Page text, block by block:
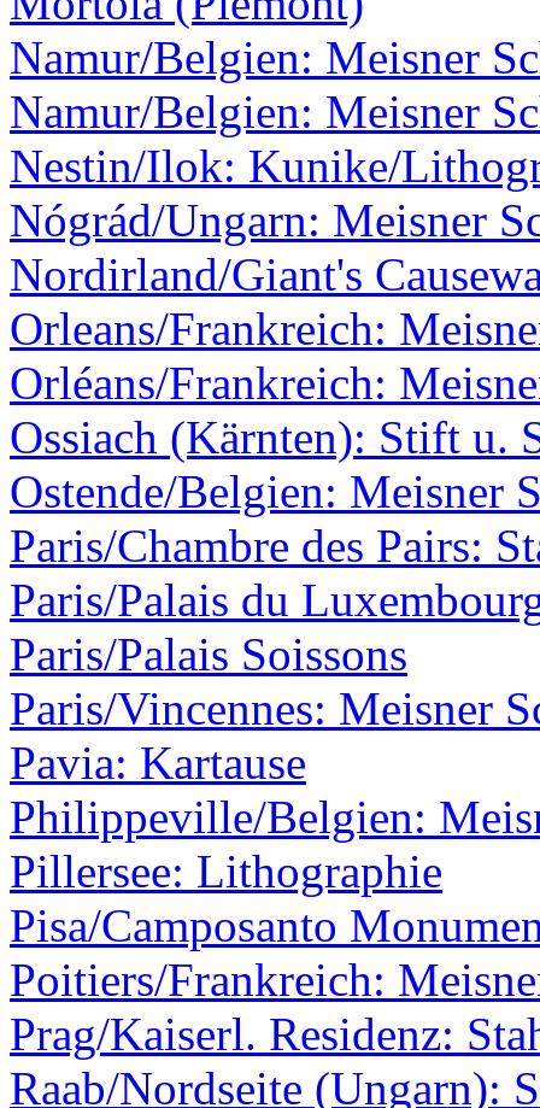
Namur/Belgien: Meisner
Namur/Belgien: Meisner
Nestin/Ilok: Kunike/
Nógrád/Ungarn: Meisner
Nordirland/Giant's
Orleans/Frankreich:
Orléans/Frankreich:
Ossiach (Kärnten): Stift u.
Ostende/Belgien: Meisner
Paris/Chambre des Pairs:
Paris/Palais du
Paris/Palais Soissons
Paris/Vincennes: Meisner
Pavia: Kartause
Philippeville/Belgien:
Pillersee: Lithographie
Pisa/Camposanto
Poitiers/Frankreich:
Prag/Kaiserl. Residenz:
Raab/Nordseite (Ungarn):